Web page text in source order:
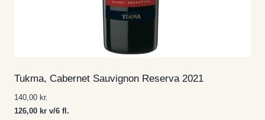
Tukma, Cabernet Sauvignon Reserva 2021
140,00 kr.
126,00 kr v/6 fl.